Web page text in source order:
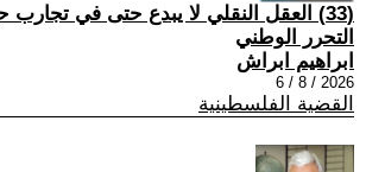
(33) العقل النقلي لا يبدع حتى في تجارب
التحرر الوطني
ابراهيم ابراش
2026 / 8 / 6
القضية الفلسطينية